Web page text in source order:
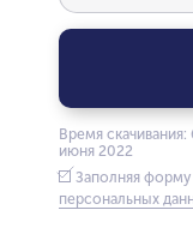
Время
июня 2022
Заполняя форму
персональных